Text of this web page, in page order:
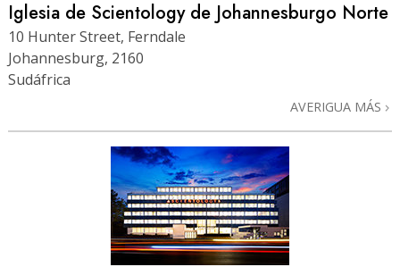
Iglesia de Scientology de Johannesburgo Norte
10 Hunter Street, Ferndale
Johannesburg, 2160
Sudáfrica
AVERIGUA MÁS